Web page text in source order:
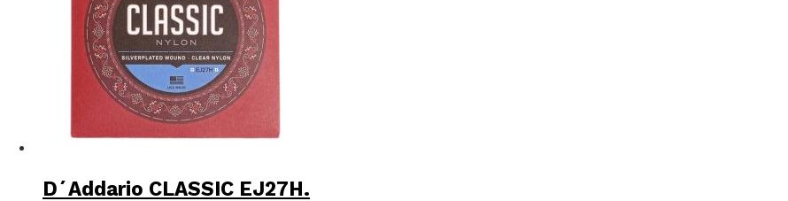
D´Addario CLASSIC EJ27H.